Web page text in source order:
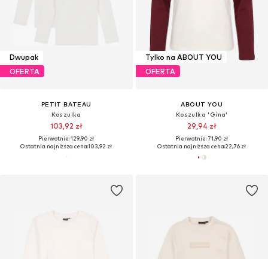
Dwupak
OFERTA
PETIT BATEAU
Koszulka
103,92 zł
Pierwotnie: 129,90 zł
Ostatnia najniższa cena:103,92 zł
Tylko na ABOUT YOU
OFERTA
ABOUT YOU
Koszulka 'Gina'
29,94 zł
Pierwotnie: 71,90 zł
Ostatnia najniższa cena:22,76 zł